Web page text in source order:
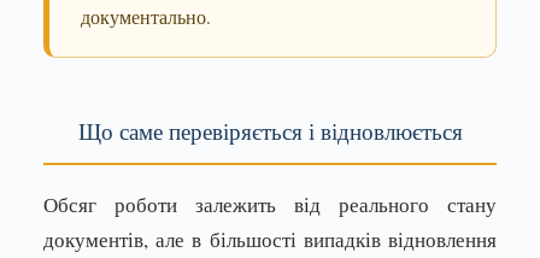
документально.
Що саме перевіряється і відновлюється
Обсяг роботи залежить від реального стану
документів, але в більшості випадків відновлення